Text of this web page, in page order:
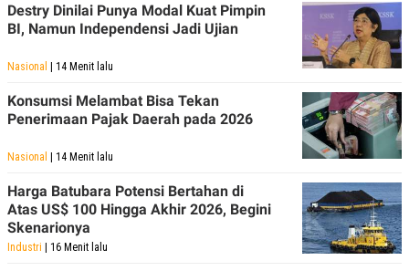
Destry Dinilai Punya Modal Kuat Pimpin
BI, Namun Independensi Jadi Ujian
Nasional | 14 Menit lalu
Konsumsi Melambat Bisa Tekan
Penerimaan Pajak Daerah pada 2026
Nasional | 14 Menit lalu
Harga Batubara Potensi Bertahan di
Atas US$ 100 Hingga Akhir 2026, Begini
Skenarionya
Industri | 16 Menit lalu